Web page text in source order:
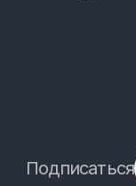
Подписаться